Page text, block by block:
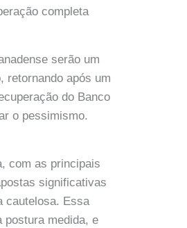
completa
serão um
retornando após um
do Banco
o pessimismo.
com as principais
significativas
cautelosa. Essa
postura medida, e